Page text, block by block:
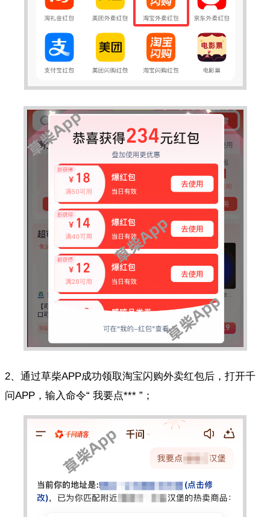
2、通过草柴APP成功领取淘宝闪购外卖红包后，打开千
问APP，输入命令“ 我要点*** ”；